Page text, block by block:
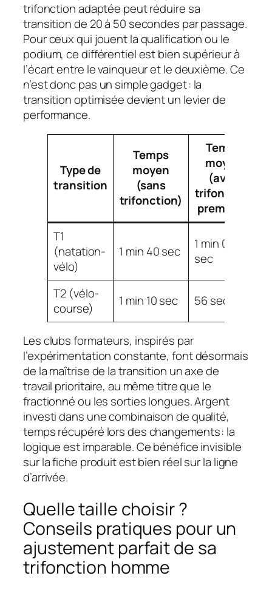
trifonction adaptée peut réduire sa
transition de 20 à 50 secondes par passage.
Pour ceux qui jouent la qualification ou le
podium, ce différentiel est bien supérieur à
l’écart entre le vainqueur et le deuxième. Ce
n’est donc pas un simple gadget : la
transition optimisée devient un levier de
performance.
Type de
transition
Temps
moyen
(sans
trifonction)
Temps
moyen
(avec
trifonction
premium)
T1
(natation-
vélo)
1 min 40 sec
1 min 05
sec
T2 (vélo-
course)
1 min 10 sec 56 sec
Les clubs formateurs, inspirés par
l’expérimentation constante, font désormais
de la maîtrise de la transition un axe de
travail prioritaire, au même titre que le
fractionné ou les sorties longues. Argent
investi dans une combinaison de qualité,
temps récupéré lors des changements : la
logique est imparable. Ce bénéfice invisible
sur la fiche produit est bien réel sur la ligne
d’arrivée.
Quelle taille choisir ?
Conseils pratiques pour un
ajustement parfait de sa
trifonction homme